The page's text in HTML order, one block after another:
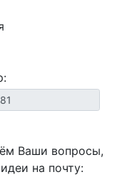
Ваши вопросы,
на почту: